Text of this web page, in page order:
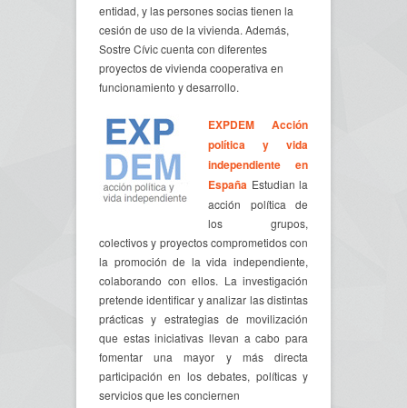
entidad, y las persones socias tienen la
cesión de uso de la vivienda. Además,
Sostre Cívic cuenta con diferentes
proyectos de vivienda cooperativa en
funcionamiento y desarrollo.
EXPDEM Acción
política y vida
independiente en
España Estudian la
acción política de
los grupos,
colectivos y proyectos comprometidos con
la promoción de la vida independiente,
colaborando con ellos. La investigación
pretende identificar y analizar las distintas
prácticas y estrategias de movilización
que estas iniciativas llevan a cabo para
fomentar una mayor y más directa
participación en los debates, políticas y
servicios que les conciernen